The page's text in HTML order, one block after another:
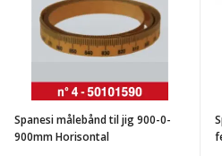
900mm
Horisontal
Spanesi målebånd til jig 900-0-
900mm Horisontal